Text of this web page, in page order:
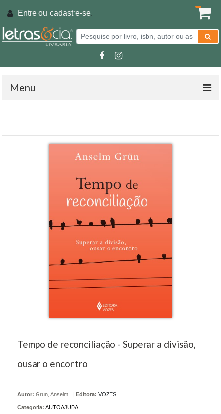
Entre ou cadastre-se.
Menu
Tempo de reconciliação - Superar a divisão,
ousar o encontro
Autor: Grun, Anselm | Editora: VOZES
Categoria: AUTOAJUDA